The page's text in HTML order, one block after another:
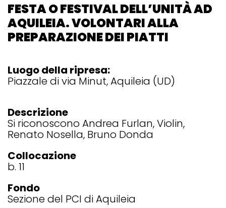
FESTA O FESTIVAL DELL’UNITÀ AD
AQUILEIA. VOLONTARI ALLA
PREPARAZIONE DEI PIATTI
Luogo della ripresa:
Piazzale di via Minut, Aquileia (UD)
Descrizione
Si riconoscono Andrea Furlan, Violin,
Renato Nosella, Bruno Donda
Collocazione
b. 11
Fondo
Sezione del PCI di Aquileia